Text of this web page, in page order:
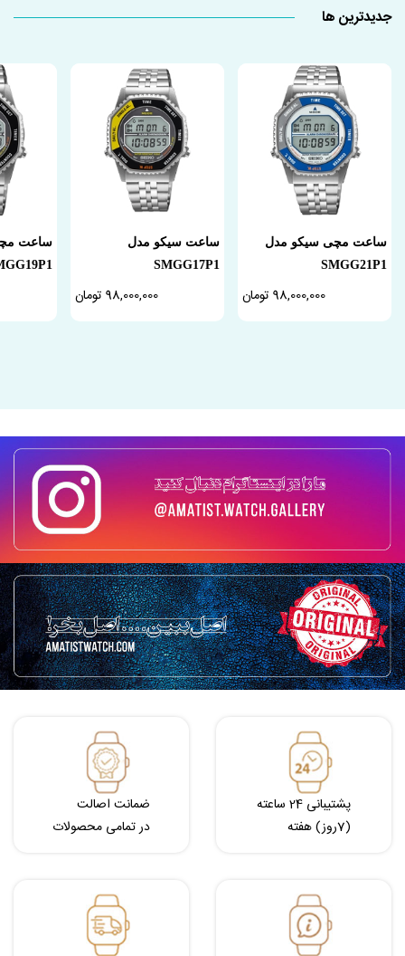
جدیدترین ها
ساعت مچی سیکو مدل
SMGG21P1
98,000,000 تومان
ساعت سیکو مدل
SMGG17P1
98,000,000 تومان
ساعت
پشتیبانی 24 ساعته
(7روز) هفته
ضمانت اصالت
در تمامی محصولات